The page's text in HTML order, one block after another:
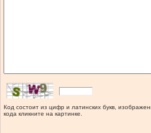
Код состоит из цифр и латинских букв,
кода кликните на картинке.